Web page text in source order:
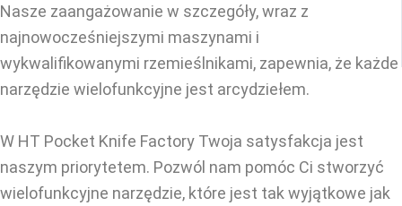
Nasze zaangażowanie w szczegóły, wraz z
najnowocześniejszymi maszynami i
wykwalifikowanymi rzemieślnikami, zapewnia, że każde
narzędzie wielofunkcyjne jest arcydziełem.
W HT Pocket Knife Factory Twoja satysfakcja jest
naszym priorytetem. Pozwól nam pomóc Ci stworzyć
wielofunkcyjne narzędzie, które jest tak wyjątkowe jak